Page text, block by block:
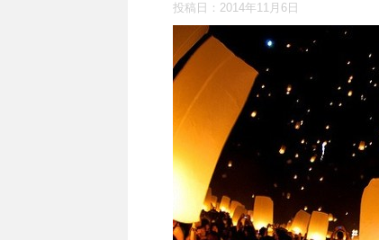
投稿日： 2014年11月6日